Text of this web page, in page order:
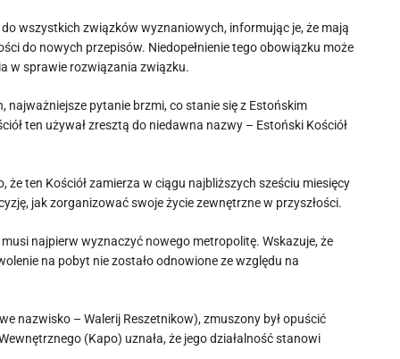
wszystkich związków wyznaniowych, informując je, że mają
do nowych przepisów. Niedopełnienie tego obowiązku może
w sprawie rozwiązania związku.
pytanie brzmi, co stanie się z Estońskim
ten używał zresztą do niedawna nazwy – Estoński Kościół
że ten Kościół zamierza w ciągu najbliższych sześciu miesięcy
jak zorganizować swoje życie zewnętrzne w przyszłości.
najpierw wyznaczyć nowego metropolitę. Wskazuje, że
na pobyt nie zostało odnowione ze względu na
nazwisko – Walerij Reszetnikow), zmuszony był opuścić
(Kapo) uznała, że ​​jego działalność stanowi